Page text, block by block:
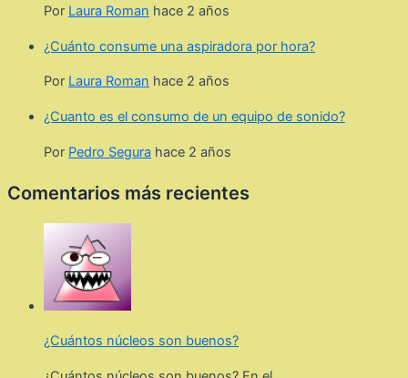
Por Laura Roman hace 2 años
¿Cuánto consume una aspiradora por hora?
Por Laura Roman hace 2 años
¿Cuanto es el consumo de un equipo de sonido?
Por Pedro Segura hace 2 años
Comentarios más recientes
¿Cuántos núcleos son buenos?